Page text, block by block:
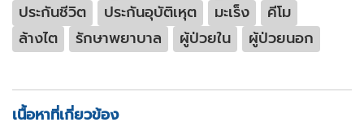
ประกันชีวิต
ประกันอุบัติเหุต มะเร็ง
คีโม
ล้างไต
รักษาพยาบาล ผู้ป่วยใน ผู้ป่วยนอก
เนื้อหาที่เกี่ยวข้อง